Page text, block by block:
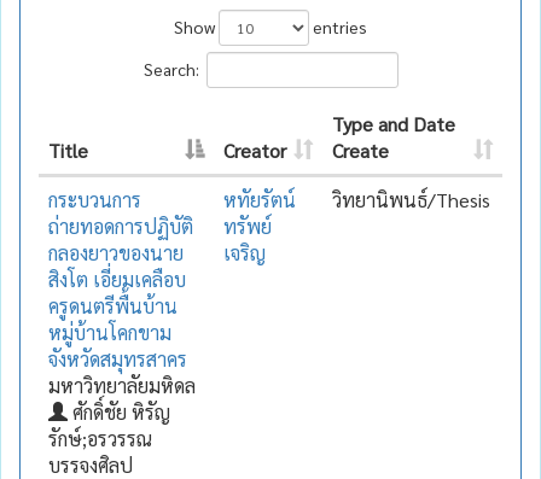
Show
entries
Search:
Title Creator
Type and Date
Create
กระบวนการ
ถ่ายทอดการปฏิบัติ
กลองยาวของนาย
สิงโต เอี่ยมเคลือบ
ครูดนตรีพื้นบ้าน
หมู่บ้านโคกขาม
จังหวัดสมุทรสาคร
มหาวิทยาลัยมหิดล
ศักดิ์ชัย หิรัญ
รักษ์;อรวรรณ
บรรจงศิลป
หทัยรัตน์
ทรัพย์
เจริญ
วิทยานิพนธ์/Thesis